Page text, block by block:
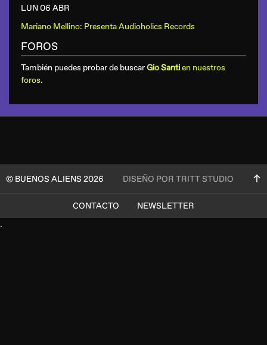
LUN 06 ABR
Mariano Mellino: Presenta Audioholics Records
FOROS
También puedes probar de buscarGio Santien nuestros
foros.
© BUENOS ALIENS 2026 DISEÑO POR TRITT STUDIO
CONTACTO
NEWSLETTER
.